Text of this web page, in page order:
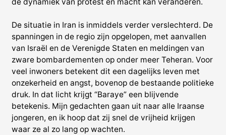
De situatie in Iran is inmiddels verder verslechterd. De
spanningen in de regio zijn opgelopen, met aanvallen
van Israël en de Verenigde Staten en meldingen van
zware bombardementen op onder meer Teheran. Voor
veel inwoners betekent dit een dagelijks leven met
onzekerheid en angst, bovenop de bestaande politieke
druk. In dat licht krijgt “Baraye” een blijvende
betekenis. Mijn gedachten gaan uit naar alle Iraanse
jongeren, en ik hoop dat zij snel de vrijheid krijgen
waar ze al zo lang op wachten.